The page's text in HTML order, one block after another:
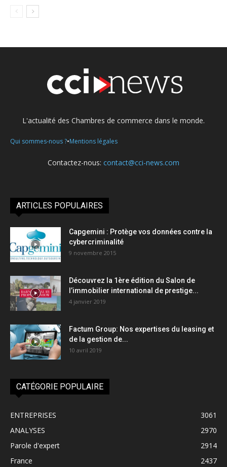
L'actualité des Chambres de commerce dans le monde.
Qui sommes-nous ?•Mentions légales
Contactez-nous: contact@cci-news.com
ARTICLES POPULAIRES
Capgemini : Protège vos données contre la
cybercriminalité
9 novembre 2015
Découvrez la 1ère édition du Salon de
l’immobilier international de prestige...
4 janvier 2019
Factum Group: Nos expertises du leasing et
de la gestion de...
10 avril 2019
CATÉGORIE POPULAIRE
ENTREPRISES
3061
ANALYSES
2970
Parole d'expert
2914
France
2437